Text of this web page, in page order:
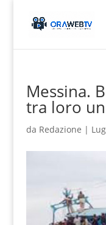
Messina.
tra loro
da Redazione |